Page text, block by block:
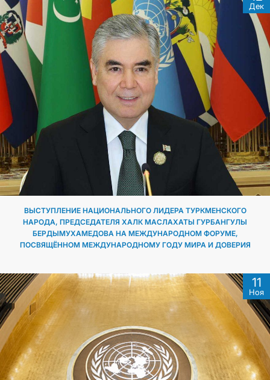
Дек
ВЫСТУПЛЕНИЕ НАЦИОНАЛЬНОГО ЛИДЕРА ТУРКМЕНСКОГО
НАРОДА, ПРЕДСЕДАТЕЛЯ ХАЛК МАСЛАХАТЫ ГУРБАНГУЛЫ
БЕРДЫМУХАМЕДОВА НА МЕЖДУНАРОДНОМ ФОРУМЕ,
ПОСВЯЩЁННОМ МЕЖДУНАРОДНОМУ ГОДУ МИРА И ДОВЕРИЯ
11
Ноя